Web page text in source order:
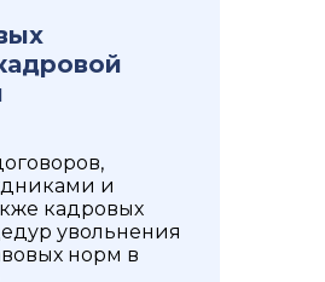
и
кадровых
увольнения
норм в